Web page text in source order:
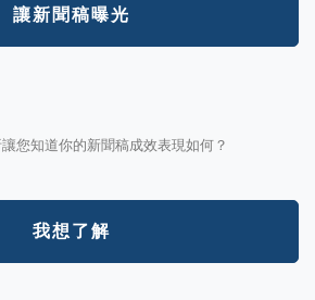
讓新聞稿曝光
您知道你的新聞稿成效表現如何？
我想了解